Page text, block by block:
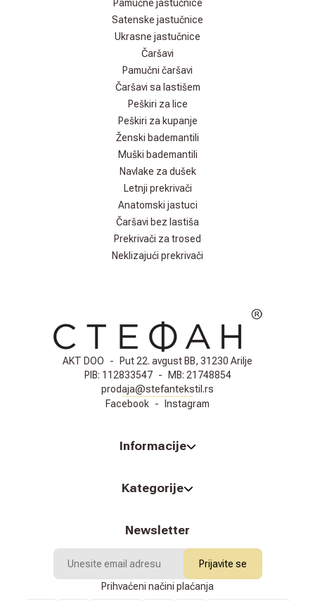
Pamučne jastučnice
Satenske jastučnice
Ukrasne jastučnice
Čaršavi
Pamučni čaršavi
Čaršavi sa lastišem
Peškiri za lice
Peškiri za kupanje
Ženski bademantili
Muški bademantili
Navlake za dušek
Letnji prekrivači
Anatomski jastuci
Čaršavi bez lastiša
Prekrivači za trosed
Neklizajući prekrivači
AKT DOO - Put 22. avgust BB, 31230 Arilje
PIB: 112833547 - MB: 21748854
prodaja@stefantekstil.rs
Facebook - Instagram
Informacije
Kategorije
Newsletter
Prijavite se
Prihvaćeni načini plaćanja